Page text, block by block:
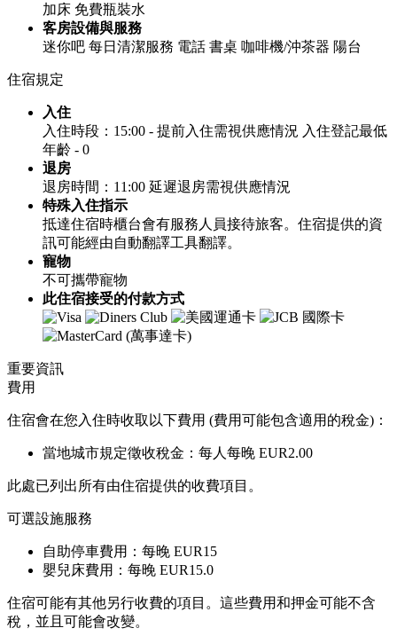
加床 免費瓶裝水
客房設備與服務
迷你吧 每日清潔服務 電話 書桌 咖啡機/沖茶器 陽台
住宿規定
入住
入住時段：15:00 - 提前入住需視供應情況 入住登記最低
年齡 - 0
退房
退房時間：11:00 延遲退房需視供應情況
特殊入住指示
抵達住宿時櫃台會有服務人員接待旅客。住宿提供的資
訊可能經由自動翻譯工具翻譯。
寵物
不可攜帶寵物
此住宿接受的付款方式
重要資訊
費用
住宿會在您入住時收取以下費用 (費用可能包含適用的稅金)：
當地城市規定徵收稅金：每人每晚 EUR2.00
此處已列出所有由住宿提供的收費項目。
可選設施服務
自助停車費用：每晚 EUR15
嬰兒床費用：每晚 EUR15.0
住宿可能有其他另行收費的項目。這些費用和押金可能不含
稅，並且可能會改變。